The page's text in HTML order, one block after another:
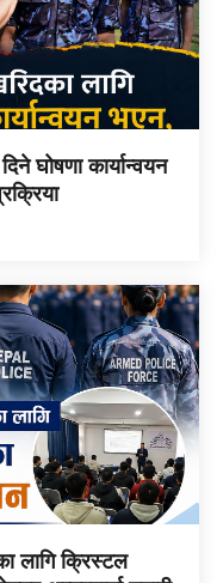
घोषणा कार्यान्वयन
लागि क्रिस्टल